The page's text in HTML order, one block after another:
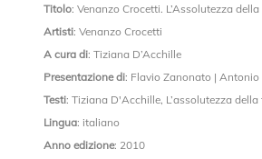
Titolo: Venanzo Crocetti. L’Assolutezza
Artisti: Venanzo Crocetti
A cura di: Tiziana D’Acchille
Presentazione di: Flavio Zanonato | Antonio
Testi: Tiziana D'Acchille, L’assolutezza della
Lingua: italiano
Anno edizione: 2010